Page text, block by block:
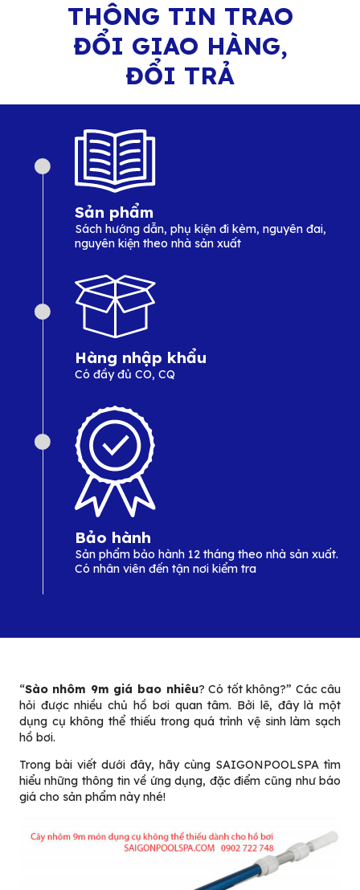
THÔNG TIN TRAO
ĐỔI GIAO HÀNG,
ĐỔI TRẢ
Sản phẩm
Sách hướng dẫn, phụ kiện đi kèm, nguyên đai,
nguyên kiện theo nhà sản xuất
Hàng nhập khẩu
Có đầy đủ CO, CQ
Bảo hành
Sản phẩm bảo hành 12 tháng theo nhà sản xuất.
Có nhân viên đến tận nơi kiểm tra
“Sào nhôm 9m giá bao nhiêu? Có tốt không?” Các câu
hỏi được nhiều chủ hồ bơi quan tâm. Bởi lẽ, đây là một
dụng cụ không thể thiếu trong quá trình vệ sinh làm sạch
hồ bơi.
Trong bài viết dưới đây, hãy cùng SAIGONPOOLSPA tìm
hiểu những thông tin về ứng dụng, đặc điểm cũng như báo
giá cho sản phẩm này nhé!